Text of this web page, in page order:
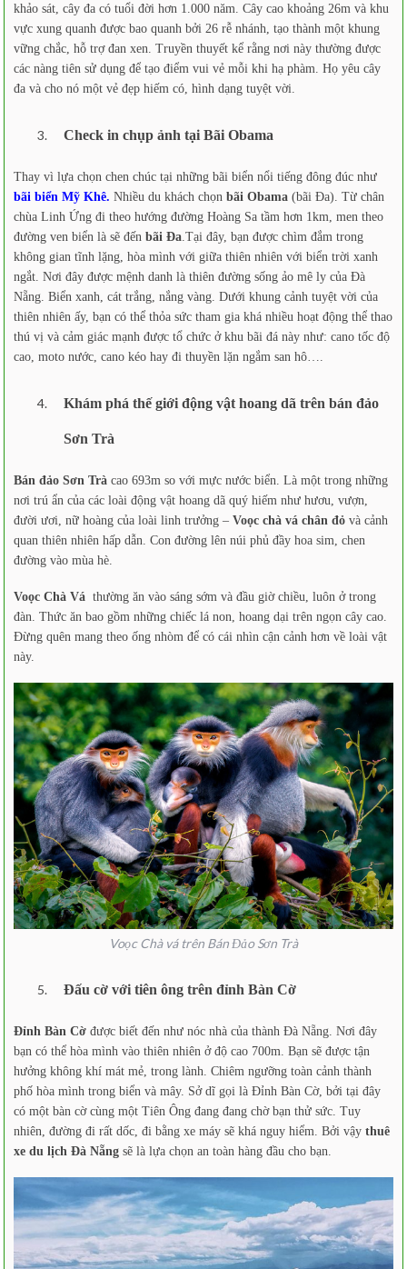
khảo sát, cây đa có tuổi đời hơn 1.000 năm. Cây cao khoảng 26m và khu
vực xung quanh được bao quanh bởi 26 rễ nhánh, tạo thành một khung
vững chắc, hỗ trợ đan xen. Truyền thuyết kể rằng nơi này thường được
các nàng tiên sử dụng để tạo điểm vui vẻ mỗi khi hạ phàm. Họ yêu cây
đa và cho nó một vẻ đẹp hiếm có, hình dạng tuyệt vời.
Check in chụp ảnh tại Bãi Obama
Thay vì lựa chọn chen chúc tại những bãi biển nổi tiếng đông đúc như
bãi biển Mỹ Khê. Nhiều du khách chọnbãi Obama (bãi Đa). Từ chân
chùa Linh Ứng đi theo hướng đường Hoàng Sa tầm hơn 1km, men theo
đường ven biển là sẽ đếnbãi Đa .Tại đây, bạn được chìm đắm trong
không gian tĩnh lặng, hòa mình với giữa thiên nhiên với biển trời xanh
ngắt. Nơi đây được mệnh danh là thiên đường sống ảo mê ly của Đà
Nẵng. Biển xanh, cát trắng, nắng vàng. Dưới khung cảnh tuyệt vời của
thiên nhiên ấy, bạn có thể thỏa sức tham gia khá nhiều hoạt động thể thao
thú vị và cảm giác mạnh được tổ chức ở khu bãi đá này như: cano tốc độ
cao, moto nước, cano kéo hay đi thuyền lặn ngắm san hô….
Khám phá thế giới động vật hoang dã trên bán đảo
Sơn Trà
Bán đảo Sơn Trà cao 693m so với mực nước biển. Là một trong những
nơi trú ẩn của các loài động vật hoang dã quý hiếm như hươu, vượn,
đười ươi, nữ hoàng của loài linh trưởng –Voọc chà vá chân đỏ và cảnh
quan thiên nhiên hấp dẫn. Con đường lên núi phủ đầy hoa sim, chen
đường vào mùa hè.
Voọc Chà Vá thường ăn vào sáng sớm và đầu giờ chiều, luôn ở trong
đàn. Thức ăn bao gồm những chiếc lá non, hoang dại trên ngọn cây cao.
Đừng quên mang theo ống nhòm để có cái nhìn cận cảnh hơn về loài vật
này.
Voọc Chà vá trên Bán Đảo Sơn Trà
Đấu cờ với tiên ông trên đỉnh Bàn Cờ
Đỉnh Bàn Cờđược biết đến như nóc nhà của thành Đà Nẵng. Nơi đây
bạn có thể hòa mình vào thiên nhiên ở độ cao 700m. Bạn sẽ được tận
hưởng không khí mát mẻ, trong lành. Chiêm ngưỡng toàn cảnh thành
phố hòa mình trong biển và mây. Sở dĩ gọi là Đỉnh Bàn Cờ, bởi tại đây
có một bàn cờ cùng một Tiên Ông đang đang chờ bạn thử sức. Tuy
nhiên, đường đi rất dốc, đi bằng xe máy sẽ khá nguy hiểm. Bởi vậythuê
xe du lịch Đà Nẵng sẽ là lựa chọn an toàn hàng đầu cho bạn.